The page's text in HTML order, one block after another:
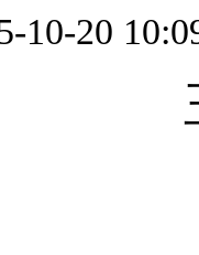
10-20